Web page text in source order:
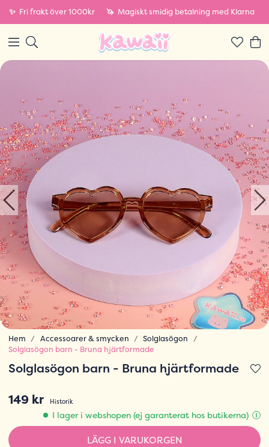
✨ Fri frakt över 1000kr 🦄 Magiskt smidig betalning med Klarna
Hem Accessoarer & smycken
Solglasögon
Solglasögon barn - Bruna hjärtformade
Solglasögon barn - Bruna hjärtformade
149 kr
Historik
I lager i webshopen (ej garanterat hos butikerna)
LÄGG I VARUKORGEN